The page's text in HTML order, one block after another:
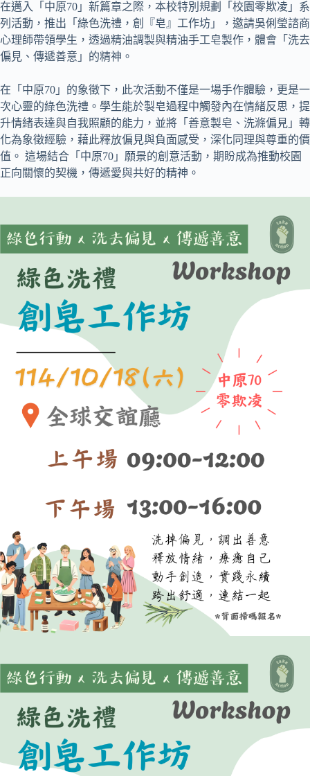
在邁入「中原70」新篇章之際，本校特別規劃「校園零欺凌」系
列活動，推出「綠色洗禮，創『皂』工作坊」，邀請吳俐瑩諮商
心理師帶領學生，透過精油調製與精油手工皂製作，體會「洗去
偏見、傳遞善意」的精神。
在「中原70」的象徵下，此次活動不僅是一場手作體驗，更是一
次心靈的綠色洗禮。學生能於製皂過程中觸發內在情緒反思，提
升情緒表達與自我照顧的能力，並將「善意製皂、洗滌偏見」轉
化為象徵經驗，藉此釋放偏見與負面感受，深化同理與尊重的價
值。 這場結合「中原70」願景的創意活動，期盼成為推動校園
正向關懷的契機，傳遞愛與共好的精神。